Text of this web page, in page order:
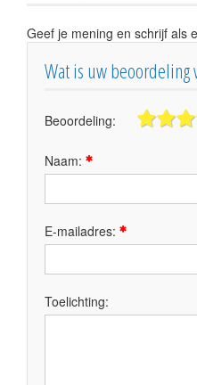
Geef je mening en schrijf als
Wat is uw beoordeling
Beoordeling:
Naam:
E-mailadres:
Toelichting: